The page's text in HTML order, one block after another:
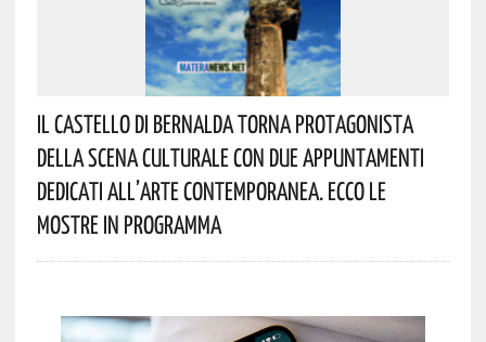
Il Castello Di Bernalda Torna Protagonista
Della Scena Culturale Con Due Appuntamenti
Dedicati All’arte Contemporanea. Ecco Le
Mostre In Programma